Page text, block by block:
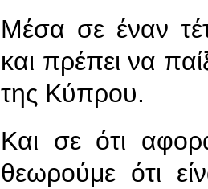
Μέσα σε έναν
και πρέπει να
της Κύπρου.
Και σε ότι
θεωρούμε ότι